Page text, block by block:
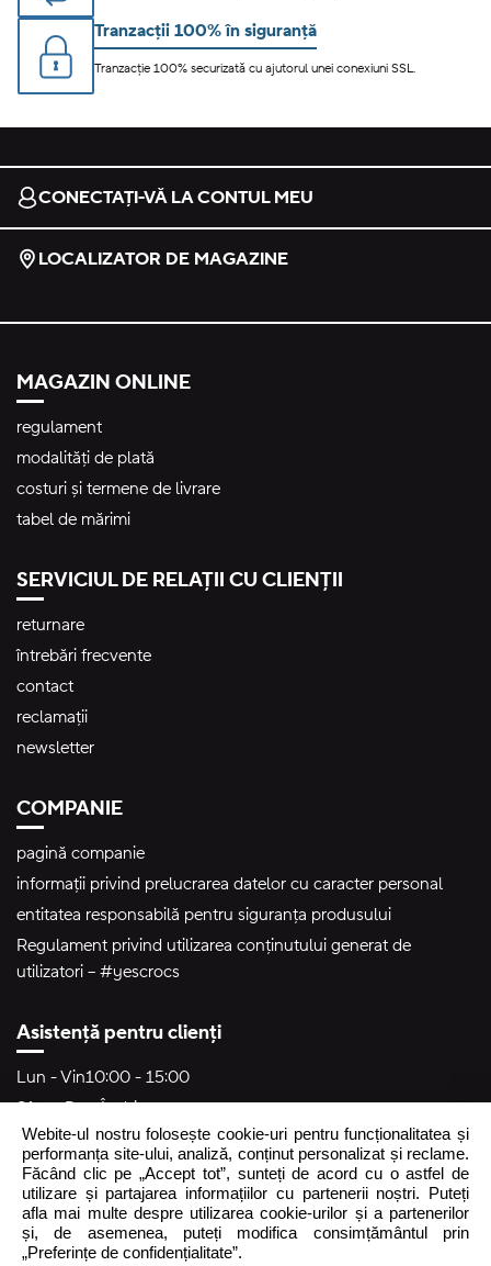
Tranzacții 100% în siguranță
Tranzacție 100% securizată cu ajutorul unei conexiuni SSL.
CONECTAȚI-VĂ LA CONTUL MEU
LOCALIZATOR DE MAGAZINE
MAGAZIN ONLINE
regulament
modalități de plată
costuri și termene de livrare
tabel de mărimi
SERVICIUL DE RELAȚII CU CLIENȚII
returnare
întrebări frecvente
contact
reclamații
newsletter
COMPANIE
pagină companie
informații privind prelucrarea datelor cu caracter personal
entitatea responsabilă pentru siguranța produsului
Regulament privind utilizarea conținutului generat de
utilizatori – #yescrocs
Asistență pentru clienți
Lun - Vin10:00 - 15:00
Sâm - DumÎnchis
crocs.ro@intersocks.pl
40
Webite-ul nostru folosește cookie-uri pentru funcționalitatea și
performanța site-ului, analiză, conținut personalizat și reclame.
Făcând clic pe „Accept tot”, sunteți de acord cu o astfel de
utilizare și partajarea informațiilor cu partenerii noștri. Puteți
afla mai multe despre utilizarea cookie-urilor și a partenerilor
și, de asemenea, puteți modifica consimțământul prin
„Preferințe de confidențialitate”.